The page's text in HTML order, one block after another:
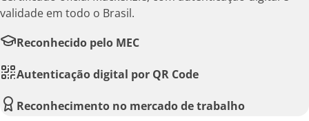
validade em todo o Brasil.
Reconhecido pelo MEC
Autenticação digital por QR Code
Reconhecimento no mercado de trabalho